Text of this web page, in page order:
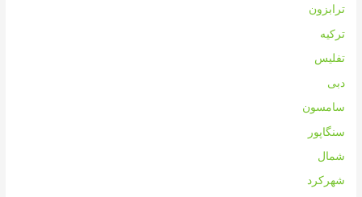
ترابزون
ترکیه
تفلیس
دبی
سامسون
سنگاپور
شمال
شهرکرد